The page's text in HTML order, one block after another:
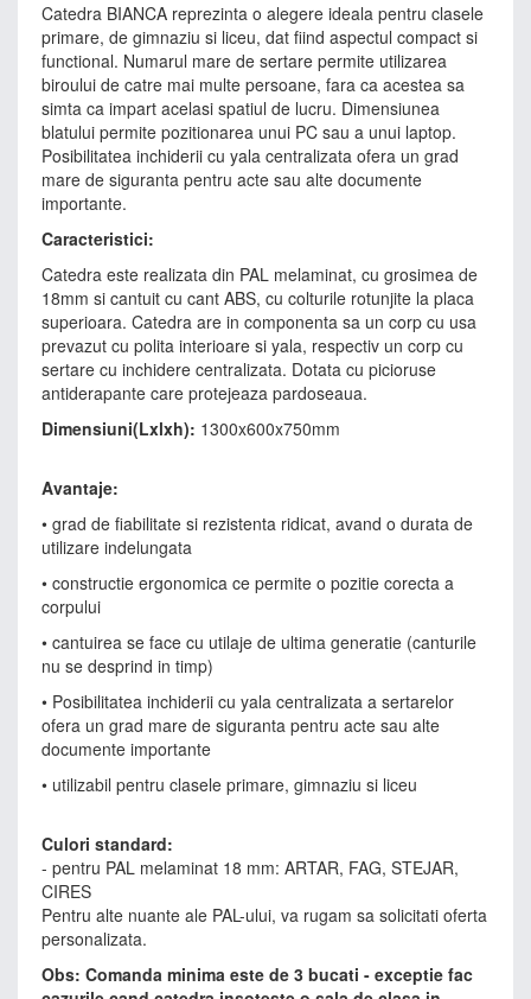
Catedra BIANCA reprezinta o alegere ideala pentru clasele
primare, de gimnaziu si liceu, dat fiind aspectul compact si
functional. Numarul mare de sertare permite utilizarea
biroului de catre mai multe persoane, fara ca acestea sa
simta ca impart acelasi spatiul de lucru. Dimensiunea
blatului permite pozitionarea unui PC sau a unui laptop.
Posibilitatea inchiderii cu yala centralizata ofera un grad
mare de siguranta pentru acte sau alte documente
importante.
Caracteristici:
Catedra este realizata din PAL melaminat, cu grosimea de
18mm si cantuit cu cant ABS, cu colturile rotunjite la placa
superioara. Catedra are in componenta sa un corp cu usa
prevazut cu polita interioare si yala, respectiv un corp cu
sertare cu inchidere centralizata. Dotata cu picioruse
antiderapante care protejeaza pardoseaua.
Dimensiuni(Lxlxh): 1300x600x750mm
Avantaje:
• grad de fiabilitate si rezistenta ridicat, avand o durata de
utilizare indelungata
• constructie ergonomica ce permite o pozitie corecta a
corpului
• cantuirea se face cu utilaje de ultima generatie (canturile
nu se desprind in timp)
• Posibilitatea inchiderii cu yala centralizata a sertarelor
ofera un grad mare de siguranta pentru acte sau alte
documente importante
• utilizabil pentru clasele primare, gimnaziu si liceu
Culori standard:
- pentru PAL melaminat 18 mm: ARTAR, FAG, STEJAR,
CIRES
Pentru alte nuante ale PAL-ului, va rugam sa solicitati oferta
personalizata.
Obs: Comanda minima este de 3 bucati - exceptie fac